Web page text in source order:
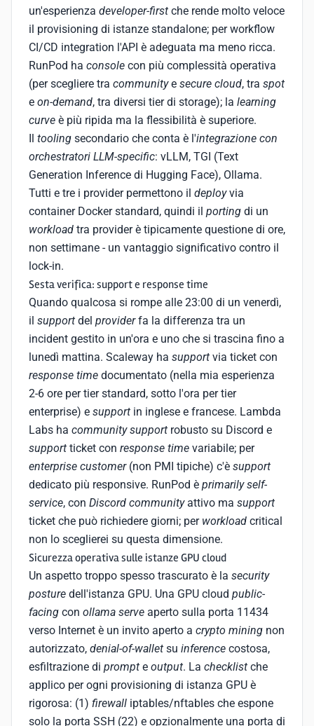
un'esperienza developer-first che rende molto veloce
il provisioning di istanze standalone; per workflow
CI/CD integration l'API è adeguata ma meno ricca.
RunPod ha console con più complessità operativa
(per scegliere tra communitye secure cloud, tra spot
e on-demand, tra diversi tier di storage); la learning
curve è più ripida ma la flessibilità è superiore.
Il tooling secondario che conta è l'integrazione con
orchestratori LLM-specific: vLLM, TGI (Text
Generation Inference di Hugging Face), Ollama.
Tutti e tre i provider permettono il deployvia
container Docker standard, quindi il porting di un
workload tra provider è tipicamente questione di ore,
non settimane - un vantaggio significativo contro il
lock-in.
Sesta verifica: support e response time
Quando qualcosa si rompe alle 23:00 di un venerdì,
il support del providerfa la differenza tra un
incident gestito in un'ora e uno che si trascina fino a
lunedì mattina. Scaleway ha support via ticket con
response time documentato (nella mia esperienza
2-6 ore per tier standard, sotto l'ora per tier
enterprise) e support in inglese e francese. Lambda
Labs ha community support robusto su Discord e
support ticket con response time variabile; per
enterprise customer(non PMI tipiche) c'è support
dedicato più responsive. RunPod è primarily self-
service, con Discord communityattivo ma support
ticket che può richiedere giorni; per workload critical
non lo sceglierei su questa dimensione.
Sicurezza operativa sulle istanze GPU cloud
Un aspetto troppo spesso trascurato è la security
posture dell'istanza GPU. Una GPU cloud public-
facing con ollama serve aperto sulla porta 11434
verso Internet è un invito aperto a crypto mining non
autorizzato, denial-of-wallet su inference costosa,
esfiltrazione di prompt e output. La checklist che
applico per ogni provisioning di istanza GPU è
rigorosa: (1) firewall iptables/nftables che espone
solo la porta SSH (22) e opzionalmente una porta di